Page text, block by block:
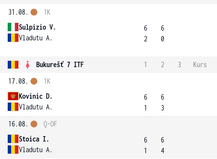
31.08.
Sulpizio V.
Vladutu A.
1K
6
2
6
0
Bukurešť 7 ITF 1 2 3
Kurs
17.08.
Kovinic D.
Vladutu A.
1K
6
1
6
3
16.08.
Stoica I.
Vladutu A.
Q-OF
6
1
6
4